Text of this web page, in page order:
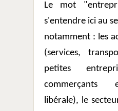
Le mot
s'entendre ici au
notamment : les
(services,
petites
commerçants
libérale), le